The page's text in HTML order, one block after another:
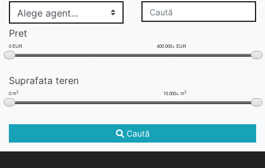
Pret
0 EUR 400.000+ EUR
Suprafata teren
0 m2 10.000+ m2
Caută